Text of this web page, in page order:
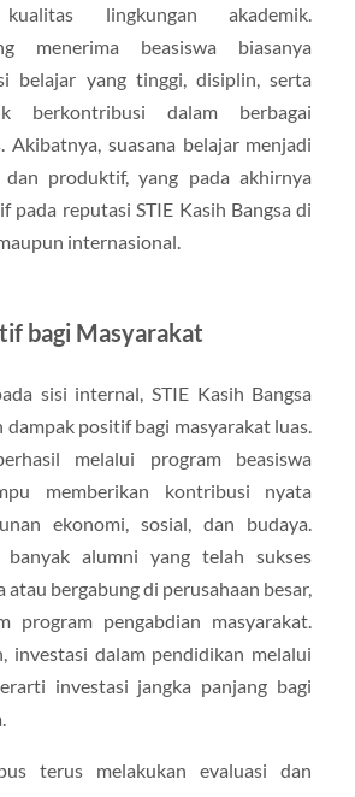
kualitas lingkungan akademik.
menerima beasiswa biasanya
belajar yang tinggi, disiplin, serta
berkontribusi dalam berbagai
Akibatnya, suasana belajar menjadi
produktif, yang pada akhirnya
pada reputasi STIE Kasih Bangsa di
internasional.
bagi Masyarakat
sisi internal, STIE Kasih Bangsa
dampak positif bagi masyarakat luas.
melalui program beasiswa
memberikan kontribusi nyata
ekonomi, sosial, dan budaya.
banyak alumni yang telah sukses
atau bergabung di perusahaan besar,
program pengabdian masyarakat.
investasi dalam pendidikan melalui
investasi jangka panjang bagi
terus melakukan evaluasi dan